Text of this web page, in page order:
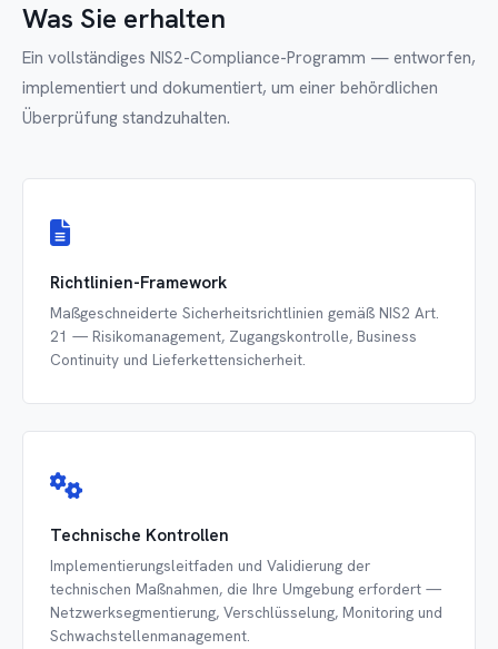
Was Sie erhalten
Ein vollständiges NIS2-Compliance-Programm — entworfen,
implementiert und dokumentiert, um einer behördlichen
Überprüfung standzuhalten.
Richtlinien-Framework
Maßgeschneiderte Sicherheitsrichtlinien gemäß NIS2 Art.
21 — Risikomanagement, Zugangskontrolle, Business
Continuity und Lieferkettensicherheit.
Technische Kontrollen
Implementierungsleitfaden und Validierung der
technischen Maßnahmen, die Ihre Umgebung erfordert —
Netzwerksegmentierung, Verschlüsselung, Monitoring und
Schwachstellenmanagement.